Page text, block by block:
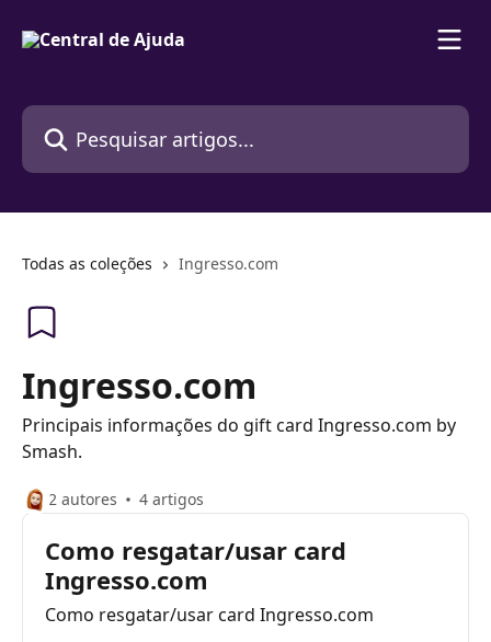
Pesquisar artigos...
Todas as coleções Ingresso.com
Ingresso.com
Principais informações do gift card Ingresso.com by
Smash.
2 autores 4 artigos
Como resgatar/usar card
Ingresso.com
Como resgatar/usar card Ingresso.com